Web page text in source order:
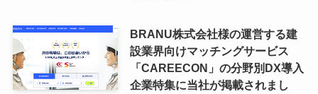
BRANU株式会社様の運営する建
設業界向けマッチングサービス
「CAREECON」の分野別DX導入
企業特集に当社が掲載されまし